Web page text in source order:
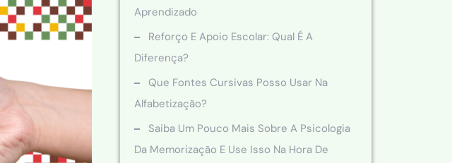
Aprendizado
Reforço E Apoio Escolar: Qual É A
Diferença?
Que Fontes Cursivas Posso Usar Na
Alfabetização?
Saiba Um Pouco Mais Sobre A Psicologia
Da Memorização E Use Isso Na Hora De